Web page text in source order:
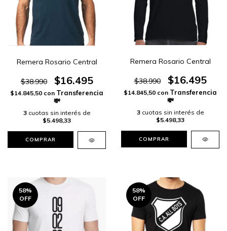
Remera Rosario Central
$38.990 $16.495
$14.845,50 con
3 cuotas sin interés de
$5.498,33
COMPRAR
Remera Rosario Central
$38.990 $16.495
$14.845,50 con
3 cuotas sin interés de
$5.498,33
COMPRAR
58%
OFF
58%
OFF